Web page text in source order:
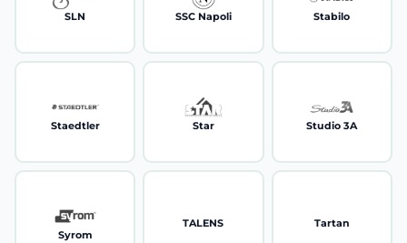
SLN SSC Napoli Stabilo
Staedtler Star Studio 3A
Syrom
TALENS Tartan